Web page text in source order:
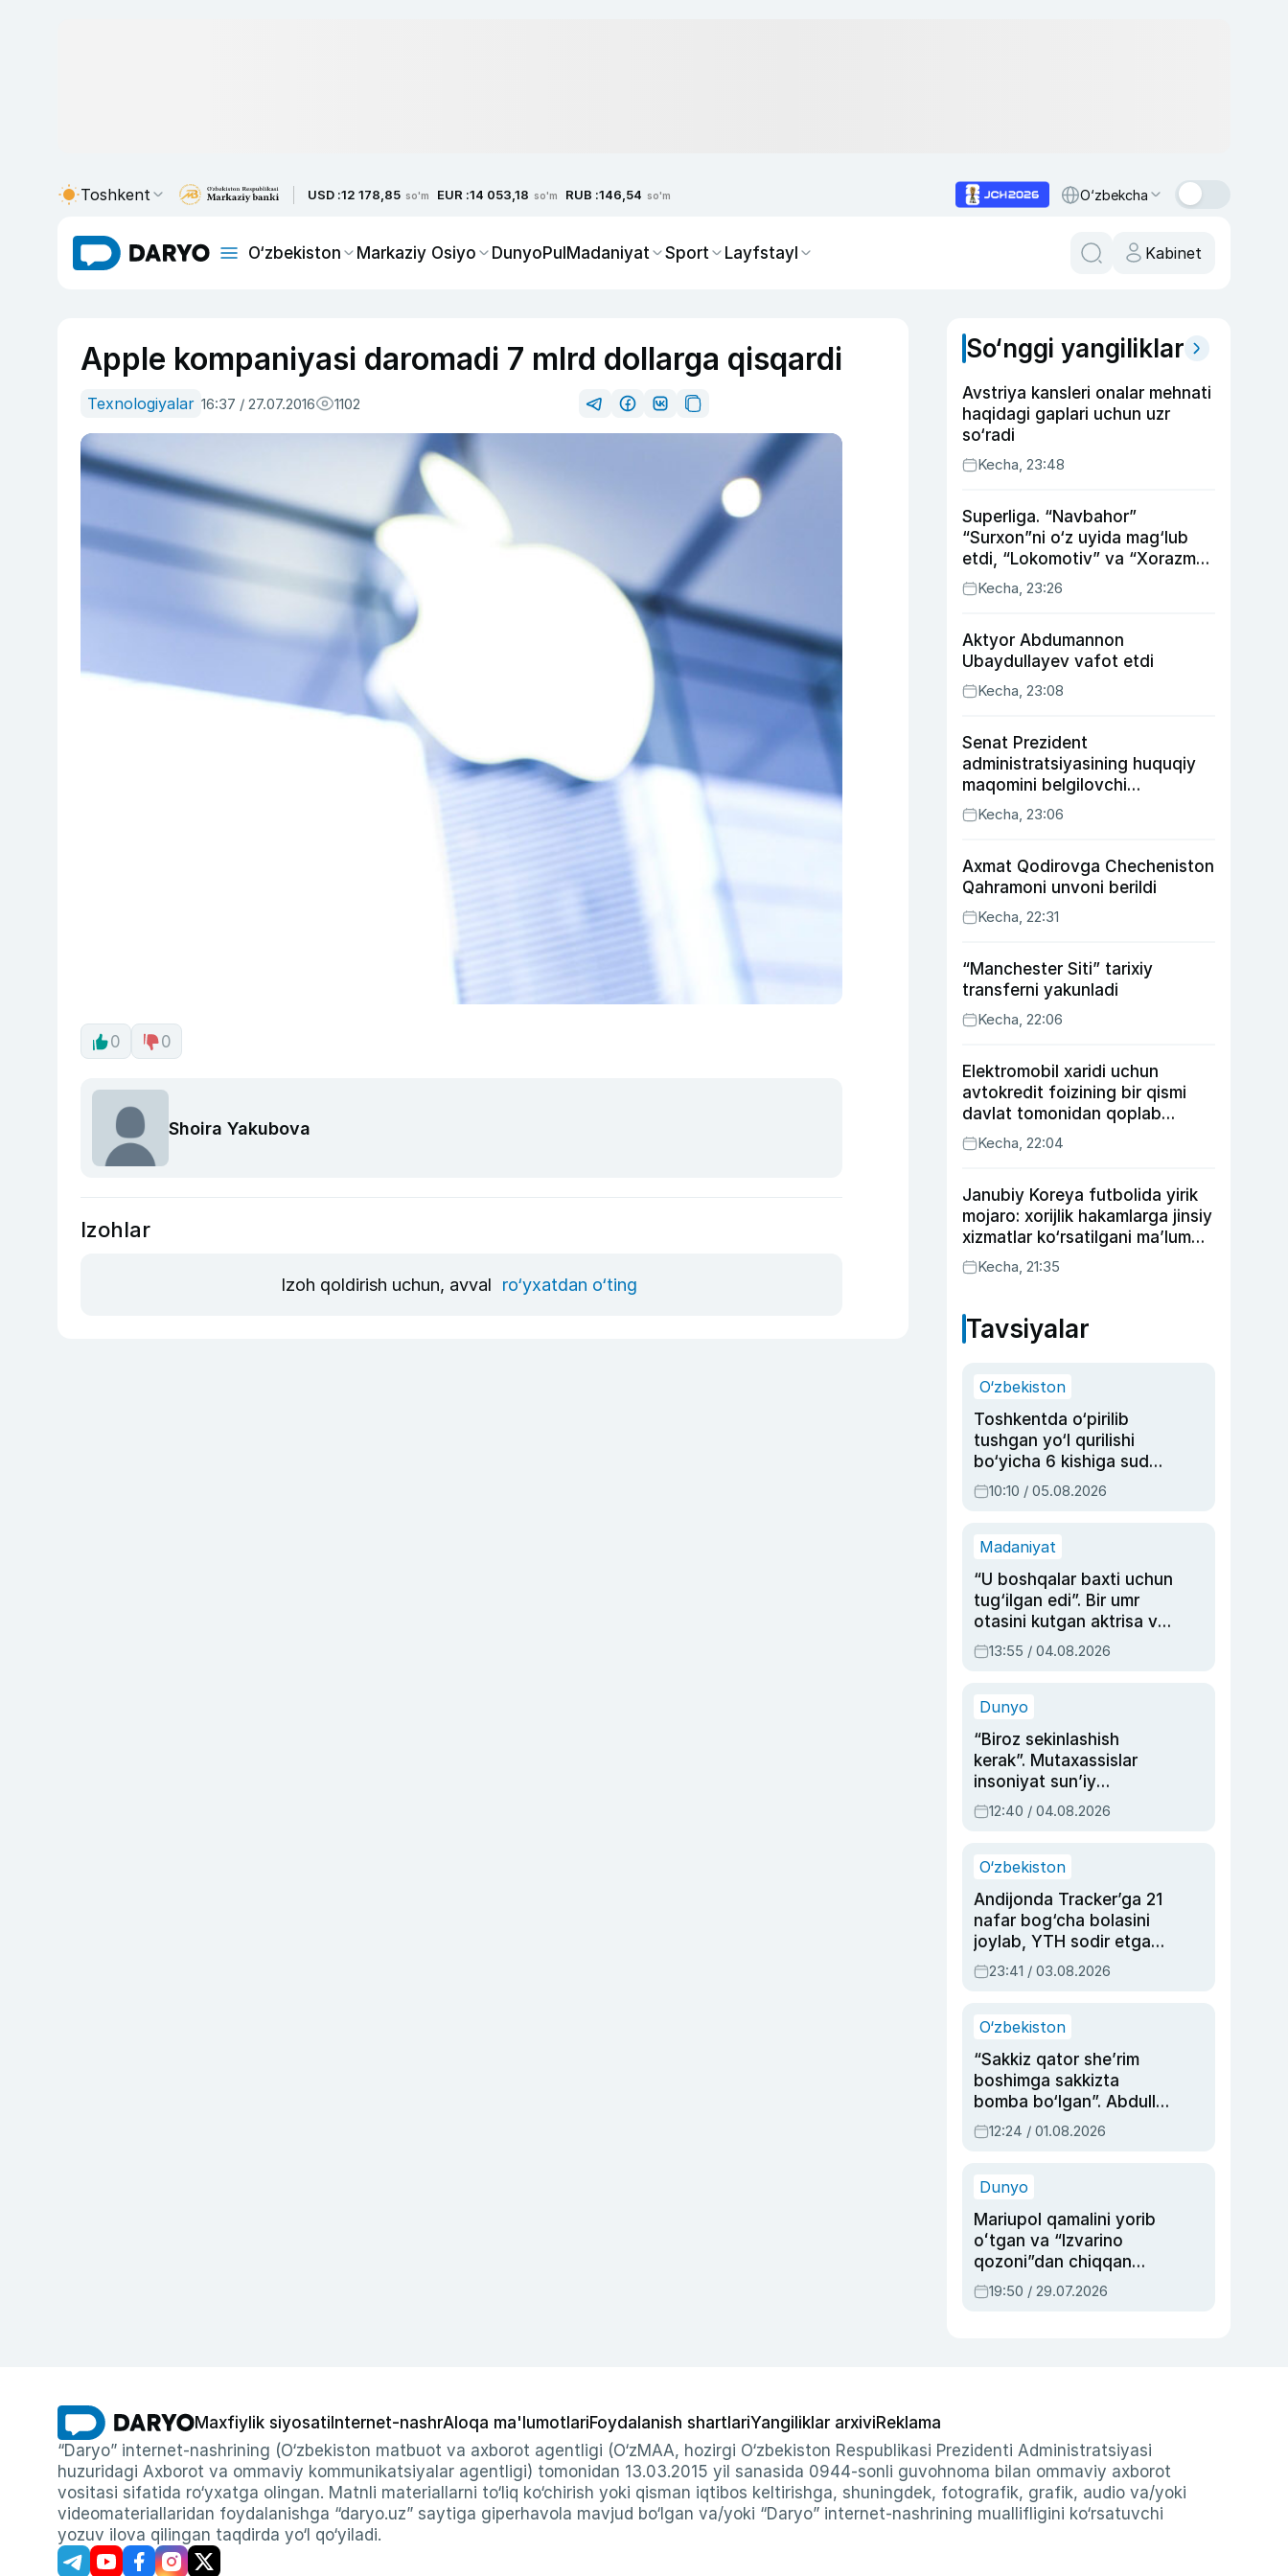
Toshkent USD :12 178,85 so'm EUR :14 053,18 so'm RUB :146,54 so'm O‘zbekcha
O‘zbekiston Markaziy Osiyo DunyoPulMadaniyat Sport Layfstayl Kabinet
Apple kompaniyasi daromadi 7 mlrd dollarga qisqardi
Texnologiyalar 16:37 / 27.07.2016 1102
0 0
Shoira Yakubova
Izohlar
Izoh qoldirish uchun, avval ro‘yxatdan o‘ting
So‘nggi yangiliklar
Avstriya kansleri onalar mehnati
haqidagi gaplari uchun uzr
so‘radi
Kecha, 23:48
Superliga. “Navbahor”
“Surxon”ni o‘z uyida mag‘lub
etdi, “Lokomotiv” va “Xorazm”
uyda g‘alaba qozondi
Kecha, 23:26
Aktyor Abdu­mannon
Ubaydullayev vafot etdi
Kecha, 23:08
Senat Prezident
administratsiyasining huquqiy
maqomini belgilovchi
konstitutsiyaviy qonunni
ma’qulladi
Kecha, 23:06
Axmat Qodirovga Checheniston
Qahramoni unvoni berildi
Kecha, 22:31
“Manchester Siti” tarixiy
transferni yakunladi
Kecha, 22:06
Elektromobil xaridi uchun
avtokredit foizining bir qismi
davlat tomonidan qoplab
berilishi mumkin
Kecha, 22:04
Janubiy Koreya futbolida yirik
mojaro: xorijlik hakamlarga jinsiy
xizmatlar ko‘rsatilgani ma’lum
qilindi
Kecha, 21:35
Tavsiyalar
O‘zbekiston
Toshkentda o‘pirilib
tushgan yo‘l qurilishi
bo‘yicha 6 kishiga sud
hukmi o‘qildi
10:10 / 05.08.2026
Madaniyat
“U boshqalar baxti uchun
tug‘ilgan edi”. Bir umr
otasini kutgan aktrisa va
dublyaj ustasi Rimma
Ahmedovaning
13:55 / 04.08.2026
Dunyo
“Biroz sekinlashish
kerak”. Mutaxassislar
insoniyat sun’iy
intellektni boshqara
olmay qolishidan xavotir
12:40 / 04.08.2026
O‘zbekiston
Andijonda Tracker’ga 21
nafar bog‘cha bolasini
joylab, YTH sodir etgan
ayolga sud hukmi o‘qildi
23:41 / 03.08.2026
O‘zbekiston
“Sakkiz qator she’rim
boshimga sakkizta
bomba bo‘lgan”. Abdulla
Oripovni siyosiy
ayblovlardan asrab
12:24 / 01.08.2026
Dunyo
Mariupol qamalini yorib
oʻtgan va “Izvarino
qozoni”dan chiqqan
qahramon — Ukraina
armiyasi bosh
19:50 / 29.07.2026
Maxfiylik siyosati Internet-nashrAloqa ma'lumotlariFoydalanish shartlariYangiliklar arxiviReklama
“Daryo” internet-nashrining (O‘zbekiston matbuot va axborot agentligi (O‘zMAA, hozirgi O‘zbekiston Respublikasi Prezidenti Administratsiyasi
huzuridagi Axborot va ommaviy kommunikatsiyalar agentligi) tomonidan 13.03.2015 yil sanasida 0944-sonli guvohnoma bilan ommaviy axborot
vositasi sifatida ro‘yxatga olingan. Matnli materiallarni to‘liq ko‘chirish yoki qisman iqtibos keltirishga, shuningdek, fotografik, grafik, audio va/yoki
videomateriallaridan foydalanishga “daryo.uz” saytiga giperhavola mavjud bo‘lgan va/yoki “Daryo” internet-nashrining muallifligini ko‘rsatuvchi
yozuv ilova qilingan taqdirda yo‘l qo‘yiladi.